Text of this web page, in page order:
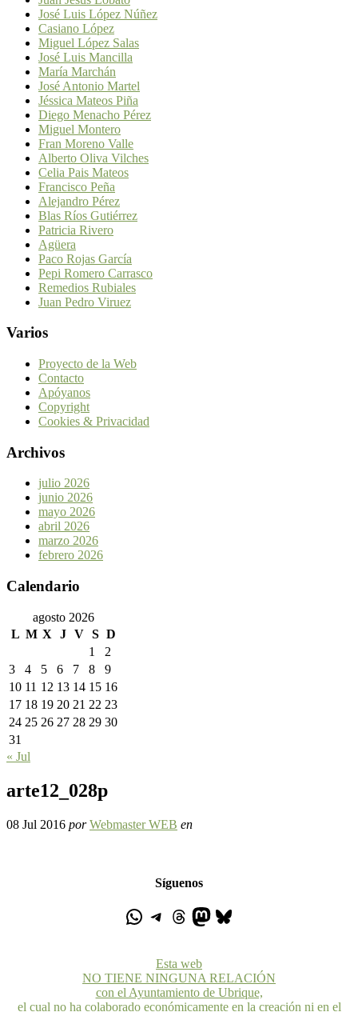
José Luis López Núñez
Casiano López
Miguel López Salas
José Luis Mancilla
María Marchán
José Antonio Martel
Jéssica Mateos Piña
Diego Menacho Pérez
Miguel Montero
Fran Moreno Valle
Alberto Oliva Vilches
Celia Pais Mateos
Francisco Peña
Alejandro Pérez
Blas Ríos Gutiérrez
Patricia Rivero
Agüera
Paco Rojas García
Pepi Romero Carrasco
Remedios Rubiales
Juan Pedro Viruez
Varios
Proyecto de la Web
Contacto
Apóyanos
Copyright
Cookies & Privacidad
Archivos
julio 2026
junio 2026
mayo 2026
abril 2026
marzo 2026
febrero 2026
Calendario
agosto 2026
L M X J V S D
1
2
3
4 5 6 7 8
9
10 11 12 13 14 15 16
17 18 19 20 21 22 23
24 25 26 27 28 29 30
31
« Jul
arte12_028p
08 Jul 2016 por Webmaster WEB en
Síguenos
Esta web
NO TIENE NINGUNA RELACIÓN
con el Ayuntamiento de Ubrique,
el cual no ha colaborado económicamente en la creación ni en el